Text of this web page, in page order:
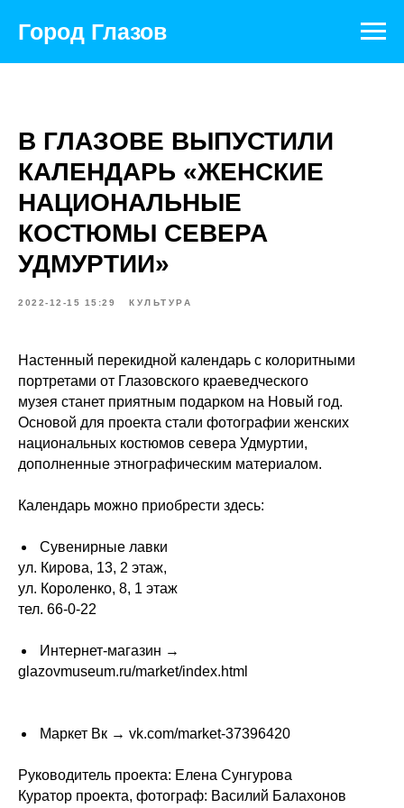
Город Глазов
В ГЛАЗОВЕ ВЫПУСТИЛИ
КАЛЕНДАРЬ «ЖЕНСКИЕ
НАЦИОНАЛЬНЫЕ
КОСТЮМЫ СЕВЕРА
УДМУРТИИ»
2022-12-15 15:29 КУЛЬТУРА
Настенный перекидной календарь с колоритными
портретами от Глазовского краеведческого
музея станет приятным подарком на Новый год.
Основой для проекта стали фотографии женских
национальных костюмов севера Удмуртии,
дополненные этнографическим материалом.
Календарь можно приобрести здесь:
Сувенирные лавки
ул. Кирова, 13, 2 этаж,
ул. Короленко, 8, 1 этаж
тел. 66-0-22
Интернет-магазин →
glazovmuseum.ru/market/index.html
Маркет Вк → vk.com/market-37396420
Руководитель проекта: Елена Сунгурова
Куратор проекта, фотограф: Василий Балахонов